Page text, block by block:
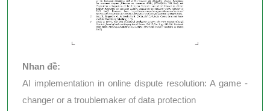
Nhan đề:
AI implementation in online dispute resolution: A game -
changer or a troublemaker of data protection